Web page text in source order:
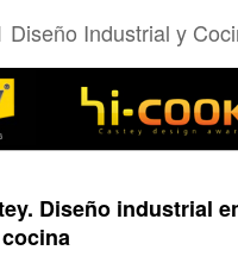
Industrial y Cocina
Diseño Industrial y
Diseño industrial